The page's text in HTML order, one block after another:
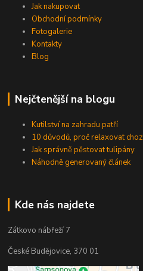
Jak nakupovat
Obchodní podmínky
Fotogalerie
Kontakty
Blog
Nejčtenější na blogu
Kutilství na zahradu patří
10 důvodů, proč relaxovat
Jak správně pěstovat tulipány
Náhodně generovaný článek
Kde nás najdete
Zátkovo nábřeží 7
České Budějovice, 370 01